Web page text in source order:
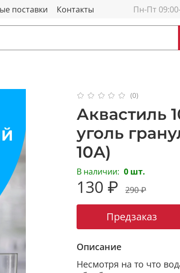
поставки Контакты Пн-Пт
(0)
Аквастиль
уголь
10A)
В наличии: 0 шт.
130 ₽ 290 ₽
Предзаказ
Описание
Несмотря на то что